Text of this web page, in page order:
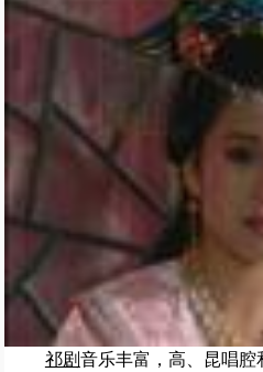
祁剧音乐丰富，高、昆唱